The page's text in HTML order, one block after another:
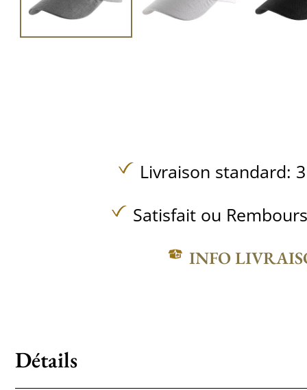
Livraison standard:
Satisfait ou
INFO
Détails